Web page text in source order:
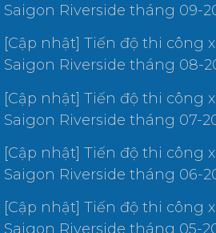
Saigon Riverside tháng 09-
[Cập nhật] Tiến độ thi công
Saigon Riverside tháng 08-
[Cập nhật] Tiến độ thi công
Saigon Riverside tháng 07-
[Cập nhật] Tiến độ thi công
Saigon Riverside tháng 06-
[Cập nhật] Tiến độ thi công
Saigon Riverside tháng 05-